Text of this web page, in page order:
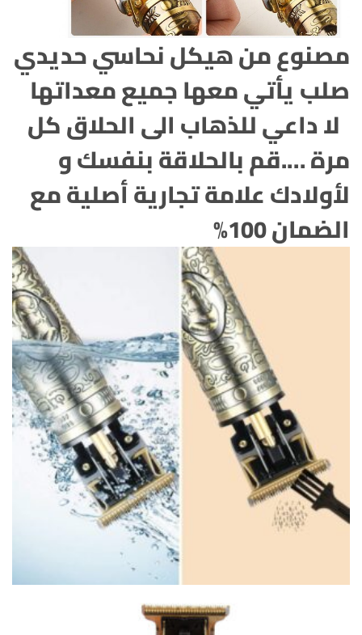
مصنوع من هيكل نحاسي حديدي
صلبيأتي معها جميع معداتها
لا داعي للذهاب الى الحلاق كل
مرة ….قم بالحلاقة بنفسك و
لأولادكعلامة تجارية أصلية مع
الضمان 100%